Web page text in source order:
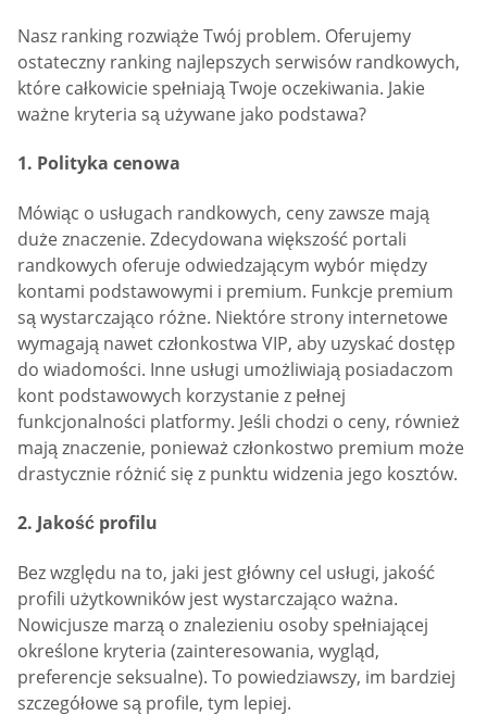
Nasz ranking rozwiąże Twój problem. Oferujemy
ostateczny ranking najlepszych serwisów randkowych,
które całkowicie spełniają Twoje oczekiwania. Jakie
ważne kryteria są używane jako podstawa?
1. Polityka cenowa
Mówiąc o usługach randkowych, ceny zawsze mają
duże znaczenie. Zdecydowana większość portali
randkowych oferuje odwiedzającym wybór między
kontami podstawowymi i premium. Funkcje premium
są wystarczająco różne. Niektóre strony internetowe
wymagają nawet członkostwa VIP, aby uzyskać dostęp
do wiadomości. Inne usługi umożliwiają posiadaczom
kont podstawowych korzystanie z pełnej
funkcjonalności platformy. Jeśli chodzi o ceny, również
mają znaczenie, ponieważ członkostwo premium może
drastycznie różnić się z punktu widzenia jego kosztów.
2. Jakość profilu
Bez względu na to, jaki jest główny cel usługi, jakość
profili użytkowników jest wystarczająco ważna.
Nowicjusze marzą o znalezieniu osoby spełniającej
określone kryteria (zainteresowania, wygląd,
preferencje seksualne). To powiedziawszy, im bardziej
szczegółowe są profile, tym lepiej.